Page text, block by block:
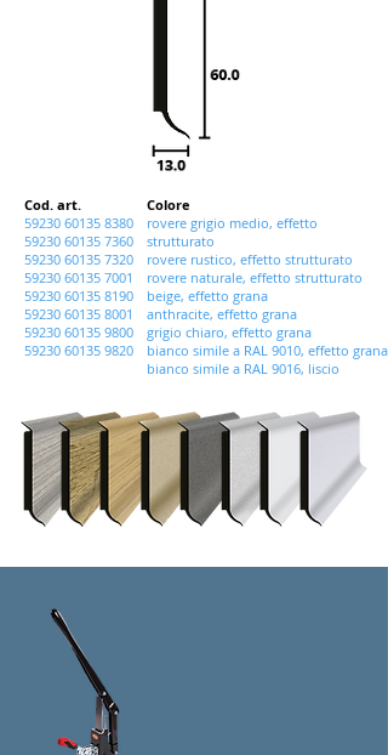
Cod. art.
59230 60135 8380
59230 60135 7360
59230 60135 7320
59230 60135 7001
59230 60135 8190
59230 60135 8001
59230 60135 9800
59230 60135 9820
Colore
rovere grigio medio, effetto
strutturato
rovere rustico, effetto strutturato
rovere naturale, effetto strutturato
beige, effetto grana
anthracite, effetto grana
grigio chiaro, effetto grana
bianco simile a RAL 9010, effetto grana
bianco simile a RAL 9016, liscio